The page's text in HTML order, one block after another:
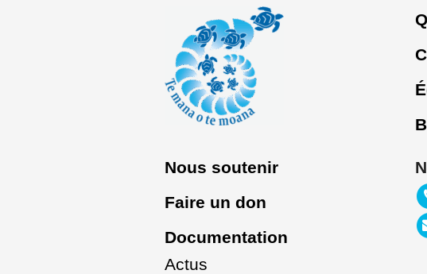
Nous soutenir
Faire un don
Documentation
Actus